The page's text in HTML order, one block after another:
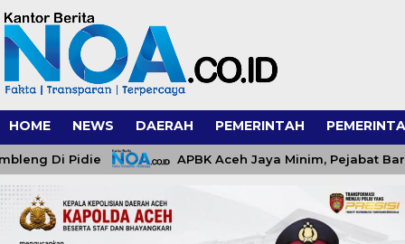
HOME NEWS DAERAH PEMERINTAH
Di Pidie APBK Aceh Jaya Minim, Pejabat Baru